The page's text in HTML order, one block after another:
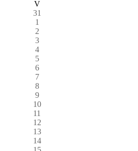
V
31
1
2
3
4
5
6
7
8
9
10
11
12
13
14